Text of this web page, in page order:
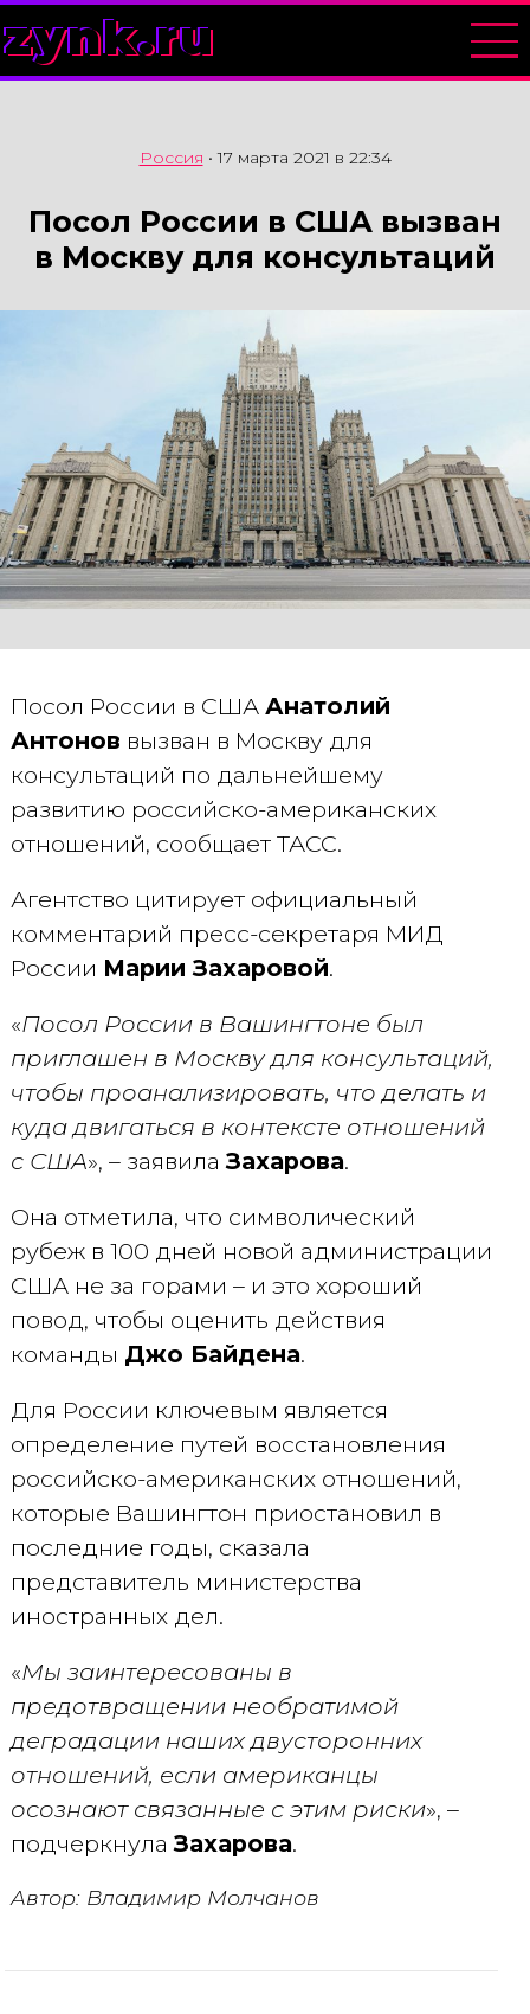
zynk.ru
Россия •17 марта 2021 в 22:34
Посол России в США вызван
в Москву для консультаций
Посол России в США Анатолий
Антонов вызван в Москву для
консультаций по дальнейшему
развитию российско-американских
отношений, сообщает ТАСС.
Агентство цитирует официальный
комментарий пресс-секретаря МИД
России Марии Захаровой.
«Посол России в Вашингтоне был
приглашен в Москву для консультаций,
чтобы проанализировать, что делать и
куда двигаться в контексте отношений
с США», – заявилаЗахарова.
Она отметила, что символический
рубеж в 100 дней новой администрации
США не за горами – и это хороший
повод, чтобы оценить действия
команды Джо Байдена.
Для России ключевым является
определение путей восстановления
российско-американских отношений,
которые Вашингтон приостановил в
последние годы, сказала
представитель министерства
иностранных дел.
«Мы заинтересованы в
предотвращении необратимой
деградации наших двусторонних
отношений, если американцы
осознают связанные с этим риски», –
подчеркнулаЗахарова.
Автор: Владимир Молчанов